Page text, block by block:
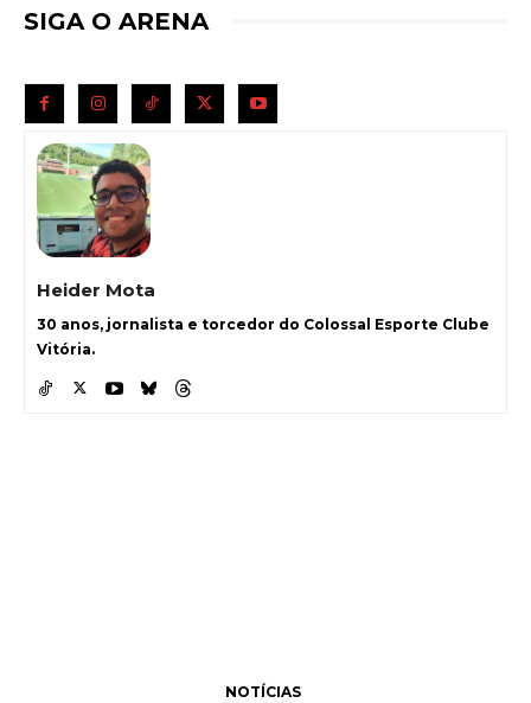
SIGA O ARENA
Heider Mota
30 anos, jornalista e torcedor do Colossal Esporte Clube
Vitória.
NOTÍCIAS